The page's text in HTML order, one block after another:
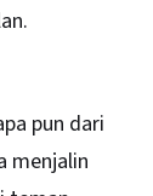
pun dari
menjalin